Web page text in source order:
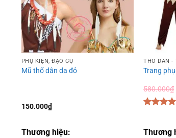
PHỤ KIỆN, ĐẠO CỤ
Mũ thổ dân da đỏ
150.000₫
Thương hiệu:
THỔ DÂN -
Trang
580.000₫
5 sao
Thương